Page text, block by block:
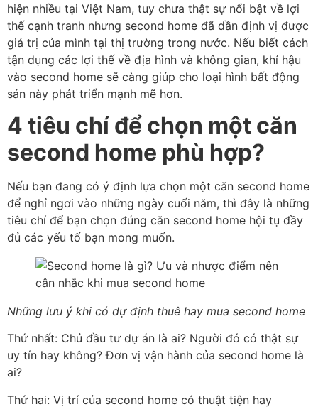
hiện nhiều tại Việt Nam, tuy chưa thật sự nổi bật về lợi
thế cạnh tranh nhưng second home đã dần định vị được
giá trị của mình tại thị trường trong nước. Nếu biết cách
tận dụng các lợi thế về địa hình và không gian, khí hậu
vào second home sẽ càng giúp cho loại hình bất động
sản này phát triển mạnh mẽ hơn.
4 tiêu chí để chọn một căn
second home phù hợp?
Nếu bạn đang có ý định lựa chọn một căn second home
để nghỉ ngơi vào những ngày cuối năm, thì đây là những
tiêu chí để bạn chọn đúng căn second home hội tụ đầy
đủ các yếu tố bạn mong muốn.
Những lưu ý khi có dự định thuê hay mua second home
Thứ nhất: Chủ đầu tư dự án là ai? Người đó có thật sự
uy tín hay không? Đơn vị vận hành của second home là
ai?
Thứ hai: Vị trí của second home có thuật tiện hay